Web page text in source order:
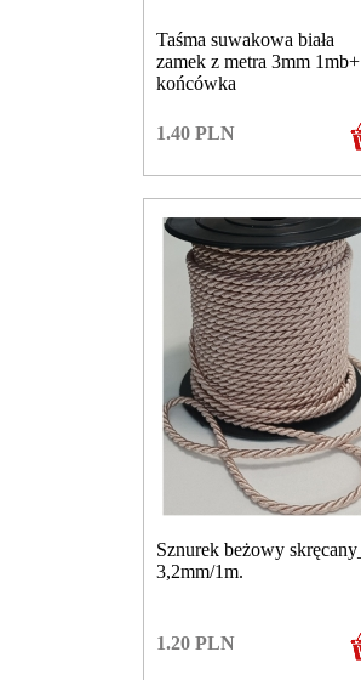
Taśma suwakowa biała
zamek z metra 3mm 1mb+
końcówka
1.40 PLN
Sznurek beżowy skręcany_
3,2mm/1m.
1.20 PLN